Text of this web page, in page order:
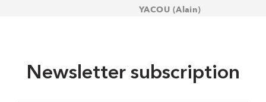
YACOU (Alain)
Newsletter subscription